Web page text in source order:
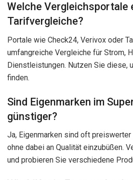
Welche Vergleichsportale
Tarifvergleiche?
Portale wie Check24, Verivox oder
umfangreiche Vergleiche für Strom,
Dienstleistungen. Nutzen Sie diese,
finden.
Sind Eigenmarken im
günstiger?
Ja, Eigenmarken sind oft
ohne dabei an Qualität einzubüßen.
und probieren Sie verschiedene